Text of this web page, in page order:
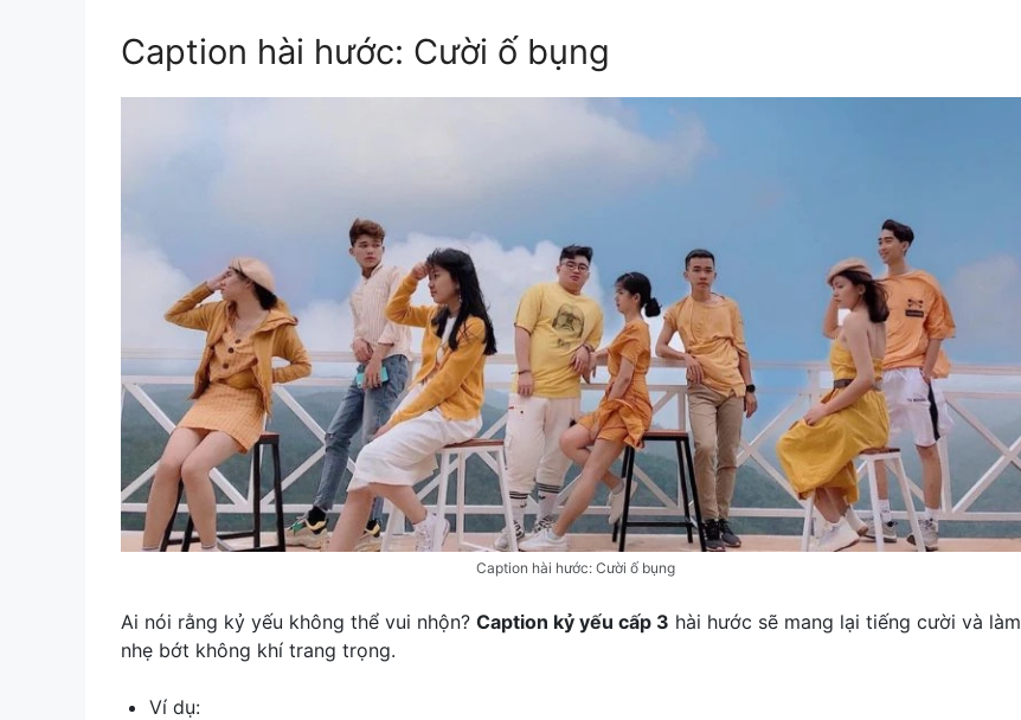
Caption hài hước: Cười ố bụng
Caption hài hước: Cười ố bụng
Ai nói rằng kỷ yếu không thể vui nhộn? Caption kỷ yếu cấp 3 hài hước sẽ mang lại tiếng cười và làm
nhẹ bớt không khí trang trọng.
Ví dụ: